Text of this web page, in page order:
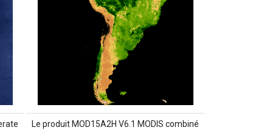
Le produit MOD15A2H V6.1 MODIS combiné